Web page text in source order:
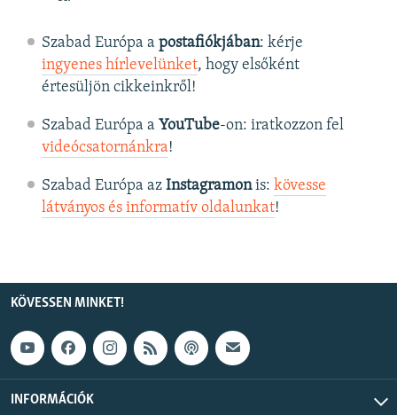
Szabad Európa a postafiókjában: kérje
ingyenes hírlevelünket, hogy elsőként
értesüljön cikkeinkről!
Szabad Európa a YouTube-on: iratkozzon fel
videócsatornánkra!
Szabad Európa az Instagramonis: kövesse
látványos és informatív oldalunkat! ​
KÖVESSEN MINKET!
INFORMÁCIÓK